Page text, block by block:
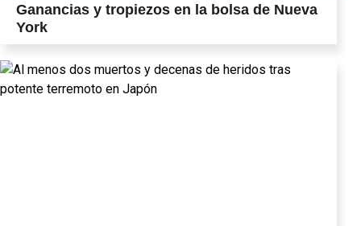
Ganancias y tropiezos en la bolsa de Nueva
York